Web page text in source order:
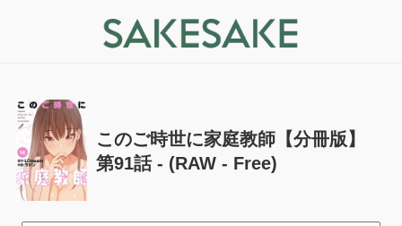
このご時世に家庭教師【分冊版】
第91話 - (RAW - Free)